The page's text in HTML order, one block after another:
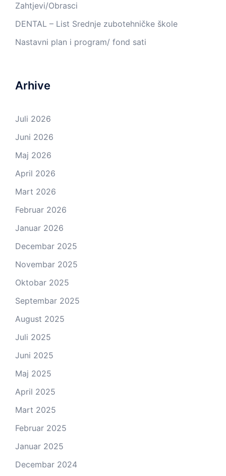
Zahtjevi/Obrasci
DENTAL – List Srednje zubotehničke škole
Nastavni plan i program/ fond sati
Arhive
Juli 2026
Juni 2026
Maj 2026
April 2026
Mart 2026
Februar 2026
Januar 2026
Decembar 2025
Novembar 2025
Oktobar 2025
Septembar 2025
August 2025
Juli 2025
Juni 2025
Maj 2025
April 2025
Mart 2025
Februar 2025
Januar 2025
Decembar 2024